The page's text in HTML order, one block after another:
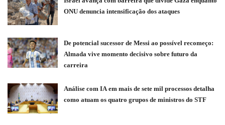
ONU denuncia intensificação dos ataques
De potencial sucessor de Messi ao possível recomeço:
Almada vive momento decisivo sobre futuro da
carreira
Análise com IA em mais de sete mil processos detalha
como atuam os quatro grupos de ministros do STF